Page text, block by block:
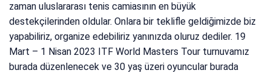
zaman uluslararası tenis camiasının en büyük
destekçilerinden oldular. Onlara bir teklifle geldiğimizde biz
yapabiliriz, organize edebiliriz yanınızda oluruz dediler. 19
Mart – 1 Nisan 2023 ITF World Masters Tour turnuvamız
burada düzenlenecek ve 30 yaş üzeri oyuncular burada